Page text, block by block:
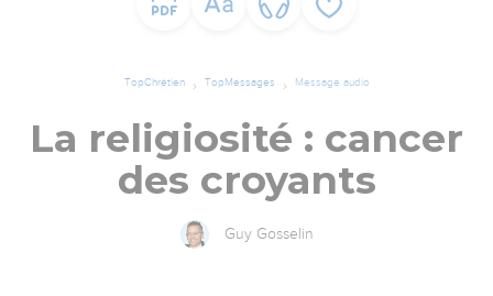
TopChrétien TopMessages Message audio
La religiosité : cancer
des croyants
Guy Gosselin